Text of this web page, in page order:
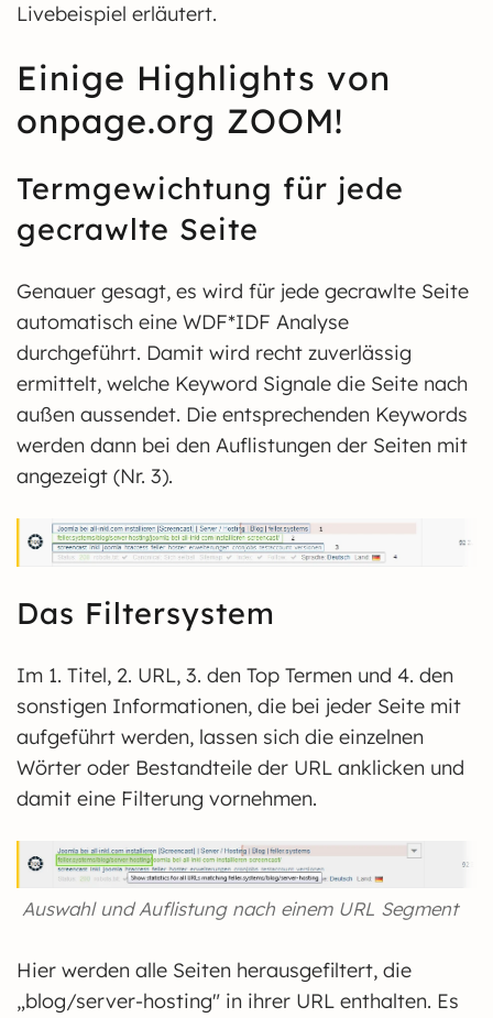
Livebeispiel erläutert.
Einige Highlights von
onpage.org ZOOM!
Termgewichtung für jede
gecrawlte Seite
Genauer gesagt, es wird für jede gecrawlte Seite
automatisch eine WDF*IDF Analyse
durchgeführt. Damit wird recht zuverlässig
ermittelt, welche Keyword Signale die Seite nach
außen aussendet. Die entsprechenden Keywords
werden dann bei den Auflistungen der Seiten mit
angezeigt (Nr. 3).
Das Filtersystem
Im 1. Titel, 2. URL, 3. den Top Termen und 4. den
sonstigen Informationen, die bei jeder Seite mit
aufgeführt werden, lassen sich die einzelnen
Wörter oder Bestandteile der URL anklicken und
damit eine Filterung vornehmen.
Auswahl und Auflistung nach einem URL Segment
Hier werden alle Seiten herausgefiltert, die
„blog/server-hosting" in ihrer URL enthalten. Es